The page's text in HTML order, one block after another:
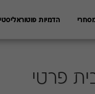
הדמיות
פרטי